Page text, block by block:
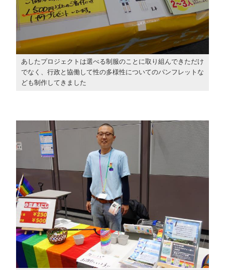
あしたプロジェクトは選べる制服のことに取り組んできただけ
でなく、行政と協働して性の多様性についてのパンフレットな
ども制作してきました